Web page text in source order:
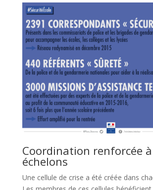
Coordination renforcée
échelons
Une cellule de crise a été créée dans